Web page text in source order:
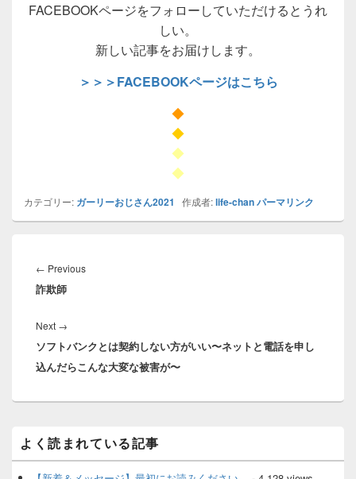
FACEBOOKページをフォローしていただけるとうれ
しい。
新しい記事をお届けします。
＞＞＞FACEBOOKページはこちら
◆
◆
◆
◆
カテゴリー: ガーリーおじさん2021 作成者:life-chanパーマリンク
稿
ナ
ゲ
シ
ョ
← PreviousPrevious
詐欺師
Next →
post:
ソフトバンクとは契約しない方がいい〜ネットと電話を申し
込んだらこんな大変な被害が〜
ン
サ
よく読まれている記事